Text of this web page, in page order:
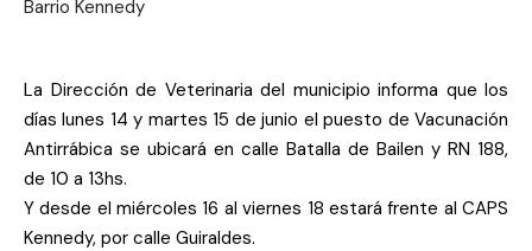
La Dirección de Veterinaria del municipio informa que los
días lunes 14 y martes 15 de junio el puesto de Vacunación
Antirrábica se ubicará en calle Batalla de Bailen y RN 188,
de 10 a 13hs.
Y desde el miércoles 16 al viernes 18 estará frente al CAPS
Kennedy, por calle Guiraldes.